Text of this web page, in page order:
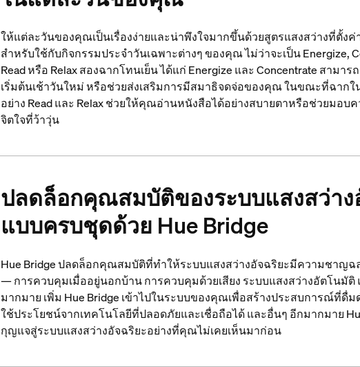
ให้แต่ละวันของคุณเป็นเรื่องง่ายและน่าพึงใจมากขึ้นด้วยสูตรแสงสว่างที่ตั้งค่
สำหรับใช้กับกิจกรรมประจำวันเฉพาะต่างๆ ของคุณ ไม่ว่าจะเป็น Energize,
Read หรือ Relax สองฉากโทนเย็น ได้แก่ Energize และ Concentrate สามา
เริ่มต้นเช้าวันใหม่ หรือช่วยส่งเสริมการมีสมาธิจดจ่อของคุณ ในขณะที่ฉาก
อย่าง Read และ Relax ช่วยให้คุณอ่านหนังสือได้อย่างสบายตาหรือช่วยมอบ
จิตใจที่ว้าวุ่น
ปลดล็อกคุณสมบัติของระบบแสงสว่าง
แบบครบชุดด้วย Hue Bridge
Hue Bridge ปลดล็อกคุณสมบัติที่ทำให้ระบบแสงสว่างอัจฉริยะมีความชาญฉ
— การควบคุมเมื่ออยู่นอกบ้าน การควบคุมด้วยเสียง ระบบแสงสว่างอัตโนมัติ
มากมาย เพิ่ม Hue Bridge เข้าไปในระบบของคุณเพื่อสร้างประสบการณ์ที่ดื่ม
ใช้ประโยชน์จากเทคโนโลยีที่ปลอดภัยและเชื่อถือได้ และอื่นๆ อีกมากมาย
กุญแจสู่ระบบแสงสว่างอัจฉริยะอย่างที่คุณไม่เคยเห็นมาก่อน